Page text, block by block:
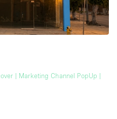
| Marketing Channel PopUp |